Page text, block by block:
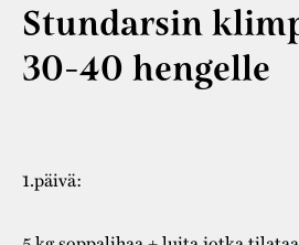
Stundarsin
30-40 hengelle
1.päivä: